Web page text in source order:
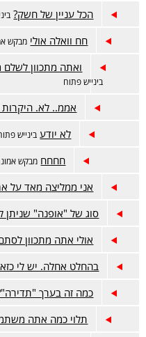
הכל עניין של חשק?
חח וואלה אולי מבקש
ואתה מתכוון
בינייש פתוח
אממ.. לא. היקרות
לא יודע בינייש
חחחח מבקש
אני ממליצה מאד על
סוג של "אופנה" שניתן
אולי אתה מתכוון
בהחלט אחלה. יש לי
כמה זה בערך
תלוי כמה אתה